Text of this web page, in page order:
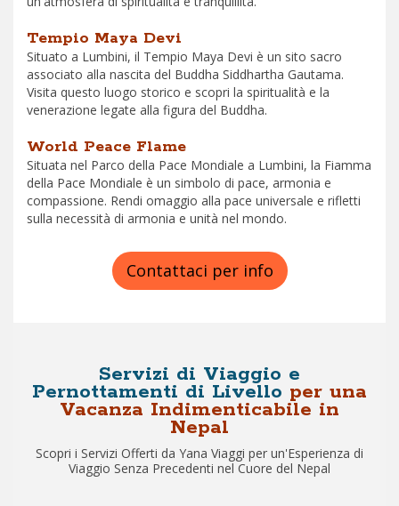
Tempio Maya Devi
Situato a Lumbini, il Tempio Maya Devi è un sito sacro
associato alla nascita del Buddha Siddhartha Gautama.
Visita questo luogo storico e scopri la spiritualità e la
venerazione legate alla figura del Buddha.
World Peace Flame
Situata nel Parco della Pace Mondiale a Lumbini, la Fiamma
della Pace Mondiale è un simbolo di pace, armonia e
compassione. Rendi omaggio alla pace universale e rifletti
sulla necessità di armonia e unità nel mondo.
Contattaci per info
Servizi di Viaggio e
Pernottamenti di Livello per una
Vacanza Indimenticabile in
Nepal
Scopri i Servizi Offerti da Yana Viaggi per un'Esperienza di
Viaggio Senza Precedenti nel Cuore del Nepal